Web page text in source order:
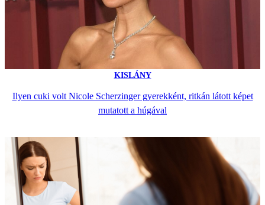
KISLÁNY
Ilyen cuki volt Nicole Scherzinger gyerekként, ritkán látott képet
mutatott a húgával